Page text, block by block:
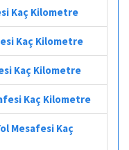
Kaç Kilometre
Kaç Kilometre
Kaç Kilometre
Kaç Kilometre
Mesafesi Kaç